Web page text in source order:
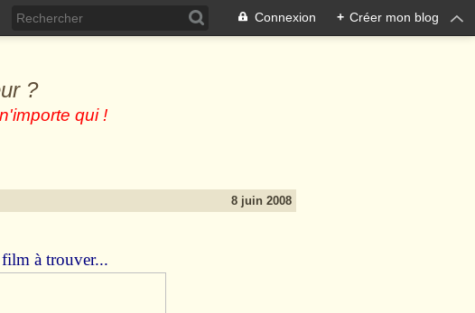
Connexion + Créer mon blog
?
qui !
8 juin 2008
à trouver...